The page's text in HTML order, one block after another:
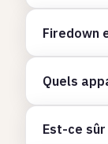
Firedown
Quels
Est-ce